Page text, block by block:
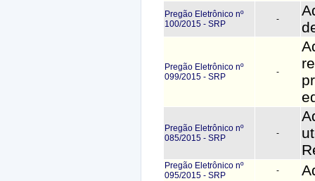
Pregão Eletrônico nº
100/2015 - SRP
-
Pregão Eletrônico nº
099/2015 - SRP
-
Pregão Eletrônico nº
085/2015 - SRP
-
Pregão Eletrônico nº
095/2015 - SRP
-